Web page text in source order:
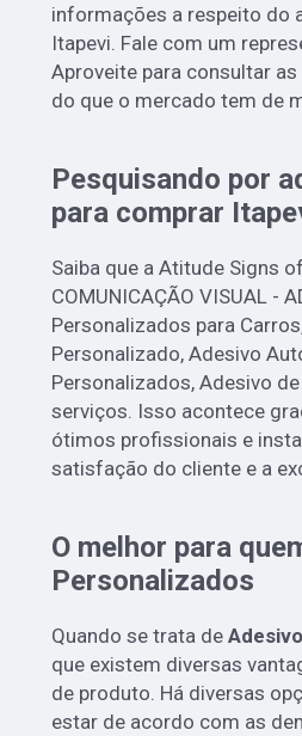
informações a respeito do
Itapevi. Fale com um
Aproveite para consultar
do que o mercado tem de
Pesquisando por
para comprar
Saiba que a Atitude Signs
COMUNICAÇÃO VISUAL -
Personalizados para
Personalizado, Adesivo
Personalizados, Adesivo
serviços. Isso acontece
ótimos profissionais e
satisfação do cliente e a
O melhor para
Personalizados
Quando se trata de
que existem diversas
de produto. Há diversas
estar de acordo com as